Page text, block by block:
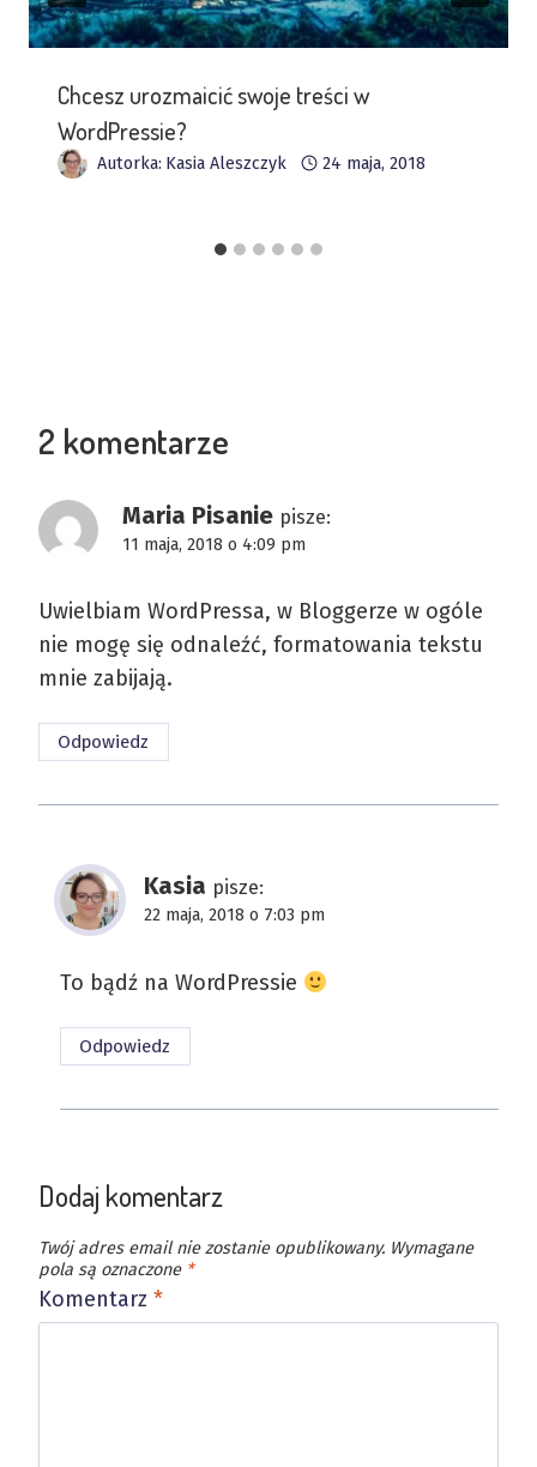
Chcesz urozmaicić swoje treści w
WordPressie?
Autorka: Kasia Aleszczyk 24 maja, 2018
2 komentarze
Maria Pisanie pisze:
11 maja, 2018 o 4:09 pm
Uwielbiam WordPressa, w Bloggerze w ogóle
nie mogę się odnaleźć, formatowania tekstu
mnie zabijają.
Odpowiedz
Kasia pisze:
22 maja, 2018 o 7:03 pm
To bądź na WordPressie
Odpowiedz
Dodaj komentarz
Twój adres email nie zostanie opublikowany. Wymagane
pola są oznaczone *
Komentarz *